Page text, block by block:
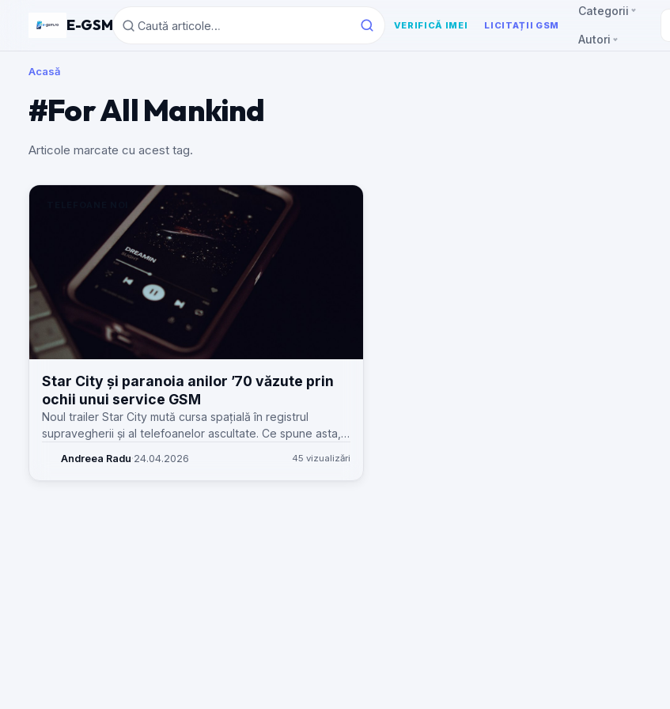
E-GSM VERIFICĂ IMEI LICITAȚII GSM
Categorii
Autori
Acasă
#For All Mankind
Articole marcate cu acest tag.
Star City și paranoia anilor ’70 văzute prin
ochii unui service GSM
Noul trailer Star City mută cursa spațială în registrul
supravegherii și al telefoanelor ascultate. Ce spune asta,
Andreea Radu·24.04.2026 45 vizualizări